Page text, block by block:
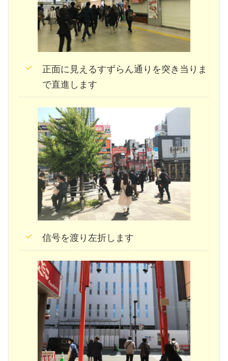
正面に見えるすずらん通りを突き当りま
で直進します
信号を渡り左折します